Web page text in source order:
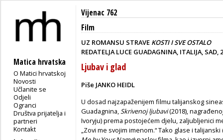
Matica hrvatska
O Matici hrvatskoj
Novosti
Učlanite se
Odjeli
Ogranci
Društva prijatelja i
partneri
Kontakt
Vijenac 762
Film
UZ ROMANSU STRAVE KOSTI I SVE OSTALO
REDATELJA LUCE GUADAGNINA, ITALIJA, SAD,
Ljubav i glad
Piše JANKO HEIDL
U dosad najzapaženijem filmu talijanskog
Guadagnina, Skrivenoj ljubavi(2018),
Ivoryju) prema postojećem djelu, zaljubljenici
„Zovi me svojim imenom.“ Tako glase i talijanski